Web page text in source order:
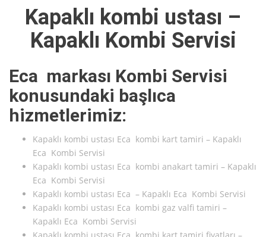
Kapaklı kombi ustası –
Kapaklı Kombi Servisi
Eca markası Kombi Servisi
konusundaki başlıca
hizmetlerimiz:
Kapaklı kombi ustası Eca kombi kart tamiri – Kapaklı
Eca Kombi Servisi
Kapaklı kombi ustası Eca kombi anakart tamiri – Kapaklı
Eca Kombi Servisi
Kapaklı kombi ustası Eca – Kapaklı Eca Kombi Servisi
Kapaklı kombi ustası Eca kombi gaz valfi tamiri –
Kapaklı Eca Kombi Servisi
Kapaklı kombi ustası Eca kombi kart tamiri fiyatları –